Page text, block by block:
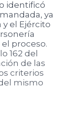
identificó
ya
el Ejército
proceso.
162 del
de las
criterios
mismo